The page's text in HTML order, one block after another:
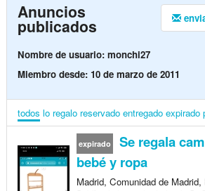
Anuncios
publicados
Nombre de usuario: monchi27
Miembro desde: 10 de marzo de 2011
todos lo regalo reservado entregado expirado
expirado
Se regala
bebé y ropa
Madrid, Comunidad de